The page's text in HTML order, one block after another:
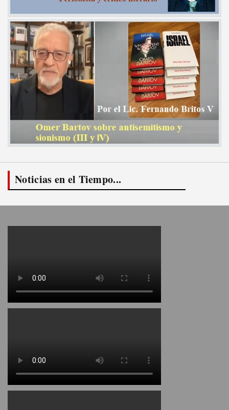
Noticias en el Tiempo...